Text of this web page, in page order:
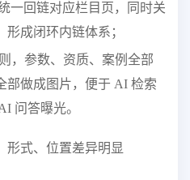
一回链对应栏目页，同时关
成闭环内链体系；
，参数、资质、案例全部
部做成图片，便于 AI 检索
问答曝光。
形式、位置差异明显